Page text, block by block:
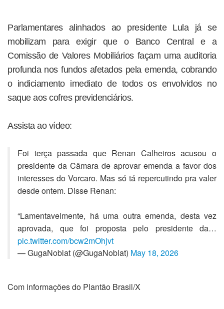
Parlamentares alinhados ao presidente Lula já se
mobilizam para exigir que o Banco Central e a
Comissão de Valores Mobiliários façam uma auditoria
profunda nos fundos afetados pela emenda, cobrando
o indiciamento imediato de todos os envolvidos no
saque aos cofres previdenciários.
Assista ao vídeo:
Foi terça passada que Renan Calheiros acusou o
presidente da Câmara de aprovar emenda a favor dos
interesses do Vorcaro. Mas só tá repercutindo pra valer
desde ontem. Disse Renan:
“Lamentavelmente, há uma outra emenda, desta vez
aprovada, que foi proposta pelo presidente da…
pic.twitter.com/bcw2mOhjvt
— GugaNoblat (@GugaNoblat) May 18, 2026
Com informações do Plantão Brasil/X